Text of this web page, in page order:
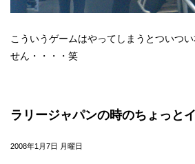
こういうゲームはやってしまうとついつ
せん・・・・笑
ラリージャパンの時のちょっと
2008年1月7日 月曜日